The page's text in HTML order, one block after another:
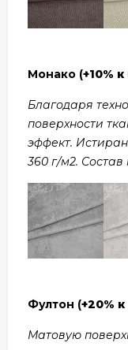
Монако (+10%
Благодаря
поверхности
эффект.
360 г/м2. Состав
Фултон (+20%
Матовую